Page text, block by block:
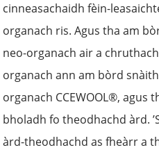
cinneasachaidh fèin-
organach ris. Agus tha am
neo-organach air a
organach ann am bòrd
organach CCEWOOL®, agus
bholadh fo theodhachd àrd.
àrd-theodhachd as fheàrr a